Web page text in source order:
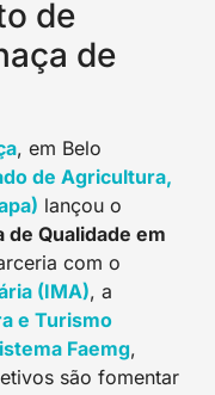
de
de
, em Belo
de Agricultura,
lançou o
de Qualidade em
com o
(IMA), a
e Turismo
Faemg,
são fomentar